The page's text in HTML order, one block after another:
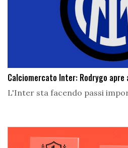
Calciomercato Inter: Rodrygo
L'Inter sta facendo passi